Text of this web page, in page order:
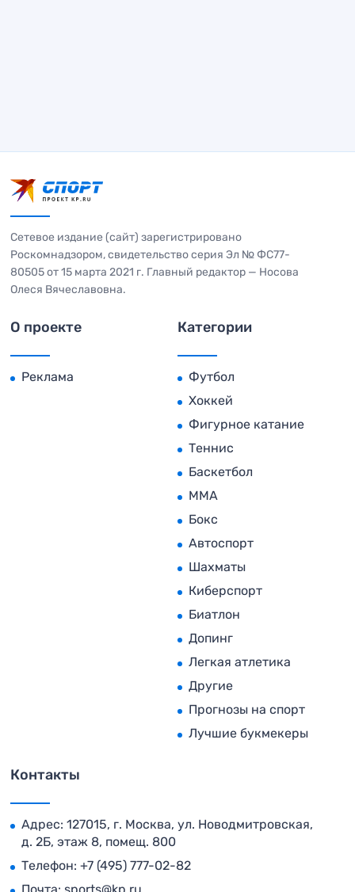
Сетевое издание (сайт) зарегистрировано
Роскомнадзором, свидетельство серия Эл № ФС77-
80505 от 15 марта 2021 г. Главный редактор — Носова
Олеся Вячеславовна.
О проекте
Реклама
Категории
Футбол
Хоккей
Фигурное катание
Теннис
Баскетбол
MMA
Бокс
Автоспорт
Шахматы
Киберспорт
Биатлон
Допинг
Легкая атлетика
Другие
Прогнозы на спорт
Лучшие букмекеры
Контакты
Адрес: 127015, г. Москва, ул. Новодмитровская,
д. 2Б, этаж 8, помещ. 800
Телефон: +7 (495) 777-02-82